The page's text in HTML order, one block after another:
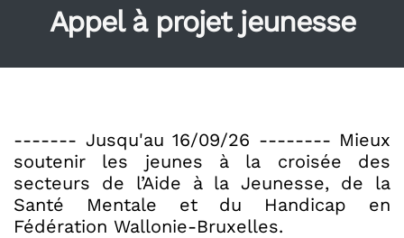
Appel à projet jeunesse
------- Jusqu'au 16/09/26 -------- Mieux
soutenir les jeunes à la croisée des
secteurs de l’Aide à la Jeunesse, de la
Santé Mentale et du Handicap en
Fédération Wallonie-Bruxelles.